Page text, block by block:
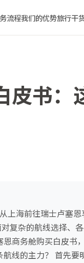
流程我们的优势旅行干
皮书：
上海前往瑞士卢塞
复杂的航线选择、
商务舱购买白皮书
线的主力？ 首先要